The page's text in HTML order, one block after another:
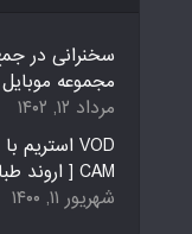
سخنرانی در
مجموعه موبایل
مرداد ۱۲, ۱۴۰۲
CAM [ اروند طباطبایی و سایفر ]
شهریور ۱۱, ۱۴۰۰